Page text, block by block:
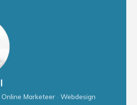
Marketeer · Webdesign